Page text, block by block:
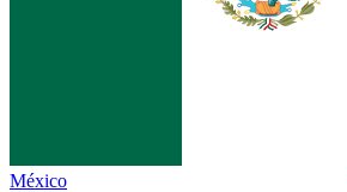
México